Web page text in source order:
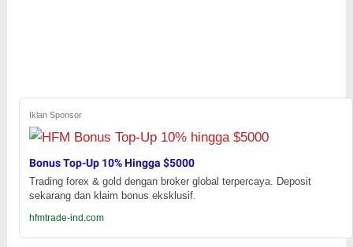
Iklan Sponsor
Bonus Top-Up 10% Hingga $5000
Trading forex & gold dengan broker global terpercaya. Deposit
sekarang dan klaim bonus eksklusif.
hfmtrade-ind.com